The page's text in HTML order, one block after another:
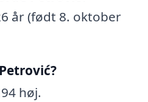
år (født 8. oktober
høj.